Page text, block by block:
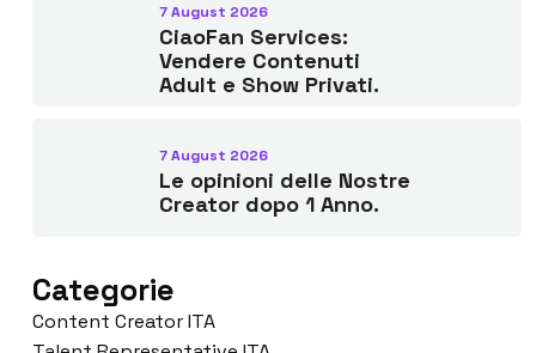
7 August 2026
CiaoFan Services:
Vendere Contenuti
Adult e Show Privati.
7 August 2026
Le opinioni delle Nostre
Creator dopo 1 Anno.
Categorie
Content Creator ITA